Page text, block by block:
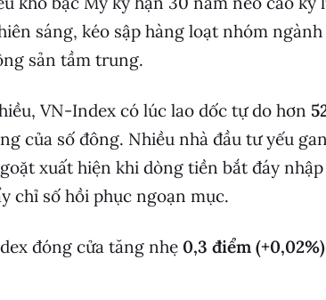
sáng, kéo sập hàng loạt nhóm
sản tầm trung.
VN-Index có lúc lao dốc tự do hơn
của số đông. Nhiều nhà đầu tư yếu
xuất hiện khi dòng tiền bắt đáy
chỉ số hồi phục ngoạn mục.
đóng cửa tăng nhẹ 0,3 điểm (+0,02%)